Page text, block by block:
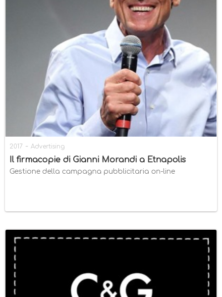
2017 - Advertising
Il firmacopie di Gianni Morandi a Etnapolis
Gestione della campagna pubblicitaria on-line